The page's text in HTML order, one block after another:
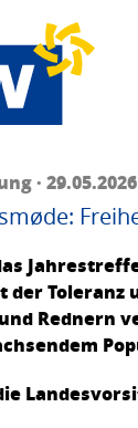
· 29.05.2026
der Toleranz
Rednern